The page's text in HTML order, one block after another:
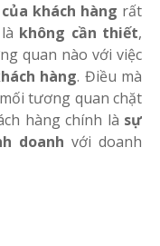
khách hàng rất
không cần thiết,
quan nào với việc
hàng. Điều mà
tương quan chặt
hàng chính là sự
doanh với doanh